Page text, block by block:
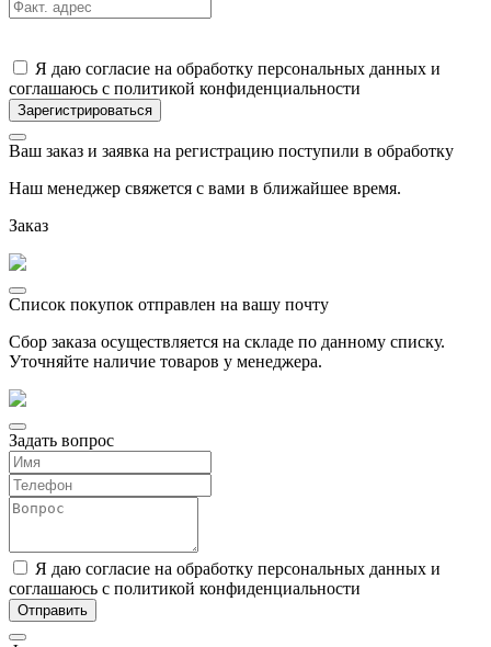
Я даю согласие на обработку персональных данных и
соглашаюсь с политикой конфиденциальности
Ваш заказ и заявка на регистрацию поступили в обработку
Наш менеджер свяжется с вами в ближайшее время.
Заказ
Список покупок отправлен на вашу почту
Сбор заказа осуществляется на складе по данному списку.
Уточняйте наличие товаров у менеджера.
Задать вопрос
Я даю согласие на обработку персональных данных и
соглашаюсь с политикой конфиденциальности